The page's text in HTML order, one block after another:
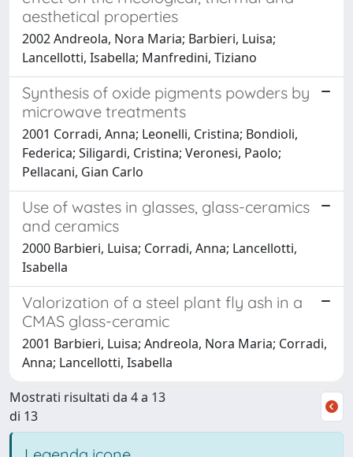
aesthetical properties
2002 Andreola, Nora Maria; Barbieri, Luisa;
Lancellotti, Isabella; Manfredini, Tiziano
Synthesis of oxide pigments powders by
microwave treatments
2001 Corradi, Anna; Leonelli, Cristina; Bondioli,
Federica; Siligardi, Cristina; Veronesi, Paolo;
Pellacani, Gian Carlo
Use of wastes in glasses, glass-ceramics
and ceramics
2000 Barbieri, Luisa; Corradi, Anna; Lancellotti,
Isabella
Valorization of a steel plant fly ash in a
CMAS glass-ceramic
2001 Barbieri, Luisa; Andreola, Nora Maria; Corradi,
Anna; Lancellotti, Isabella
Mostrati risultati da 4 a 13
di 13